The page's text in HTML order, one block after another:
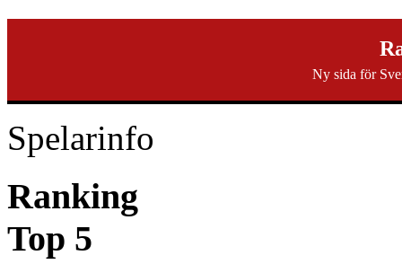
Ny sida för
Spelarinfo
Ranking
Top 5